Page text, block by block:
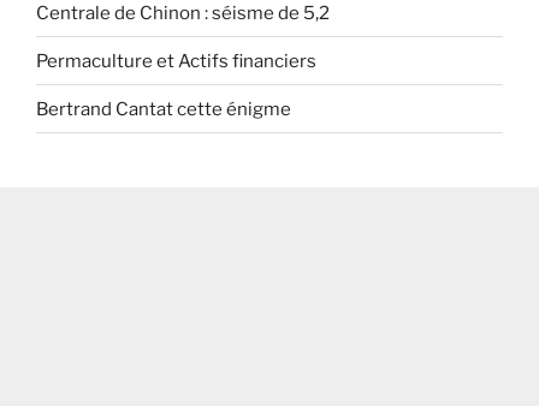
Centrale de Chinon : séisme de 5,2
Permaculture et Actifs financiers
Bertrand Cantat cette énigme